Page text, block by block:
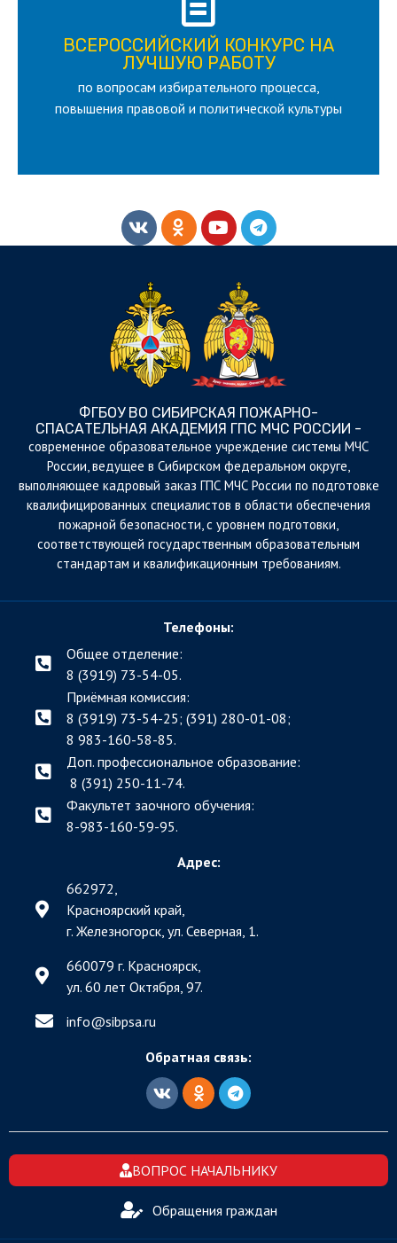
ВСЕРОССИЙСКИЙ КОНКУРС НА
ЛУЧШУЮ РАБОТУ
по вопросам избирательного процесса,
повышения правовой и политической культуры
ВСЕРОССИЙСКИЙ КОНКУРС НА
ЛУЧШУЮ РАБОТУ
для лица старше 18 и моложе 35 лет
ПОДРОБНЕЕ
ФГБОУ ВО СИБИРСКАЯ ПОЖАРНО-
СПАСАТЕЛЬНАЯ АКАДЕМИЯ ГПС МЧС РОССИИ -
cовременное образовательное учреждение системы МЧС
России, ведущее в Сибирском федеральном округе,
выполняющее кадровый заказ ГПС МЧС России по подготовке
квалифицированных специалистов в области обеспечения
пожарной безопасности, с уровнем подготовки,
соответствующей государственным образовательным
стандартам и квалификационным требованиям.
Телефоны:
Общее отделение:
8 (3919) 73-54-05.
Приёмная комиссия:
8 (3919) 73-54-25; (391) 280-01-08;
8 983-160-58-85.
Доп. профессиональное образование:
8 (391) 250-11-74.
Факультет заочного обучения:
8-983-160-59-95.
Адрес:
662972,
Красноярский край,
г. Железногорск, ул. Северная, 1.
660079 г. Красноярск,
ул. 60 лет Октября, 97.
info@sibpsa.ru
Обратная связь:
ВОПРОС НАЧАЛЬНИКУ
Обращения граждан